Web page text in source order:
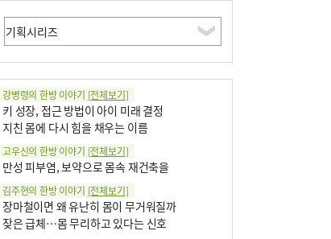
강병령의 한방 이야기 [전체보기]
키 성장, 접근 방법이 아이 미래 결정
지친 몸에 다시 힘을 채우는 이름
고우신의 한방 이야기 [전체보기]
만성 피부염, 보약으로 몸속 재건축을
김주현의 한방 이야기 [전체보기]
장마철이면 왜 유난히 몸이 무거워질까
잦은 급체…몸 무리하고 있다는 신호